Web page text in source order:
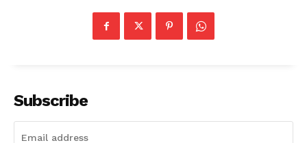
Subscribe